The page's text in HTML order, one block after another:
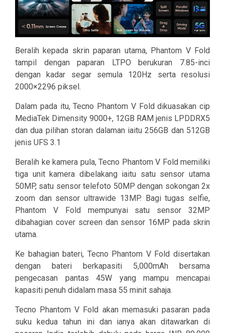
Beralih kepada skrin paparan utama, Phantom V Fold
tampil dengan paparan LTPO berukuran 7.85-inci
dengan kadar segar semula 120Hz serta resolusi
2000×2296 piksel.
Dalam pada itu, Tecno Phantom V Fold dikuasakan cip
MediaTek Dimensity 9000+, 12GB RAM jenis LPDDRX5
dan dua pilihan storan dalaman iaitu 256GB dan 512GB
jenis UFS 3.1
Beralih ke kamera pula, Tecno Phantom V Fold memiliki
tiga unit kamera dibelakang iaitu satu sensor utama
50MP, satu sensor telefoto 50MP dengan sokongan 2x
zoom dan sensor ultrawide 13MP. Bagi tugas selfie,
Phantom V Fold mempunyai satu sensor 32MP
dibahagian cover screen dan sensor 16MP pada skrin
utama.
Ke bahagian bateri, Tecno Phantom V Fold disertakan
dengan bateri berkapasiti 5,000mAh bersama
pengecasan pantas 45W yang mampu mencapai
kapasiti penuh didalam masa 55 minit sahaja.
Tecno Phantom V Fold akan memasuki pasaran pada
suku kedua tahun ini dan ianya akan ditawarkan di